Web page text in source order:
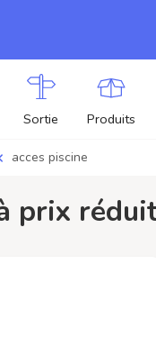
Sortie Produits
acces piscine
à prix